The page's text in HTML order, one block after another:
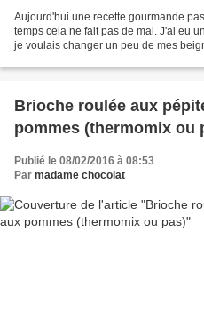
Aujourd'hui une recette gourmande
temps cela ne fait pas de mal. J'ai eu
je voulais changer un peu de mes
Brioche roulée aux
pommes (thermomix ou
Publié le 08/02/2016 à 08:53
Par madame chocolat